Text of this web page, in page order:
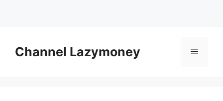
contentChannel Lazymoney Menu